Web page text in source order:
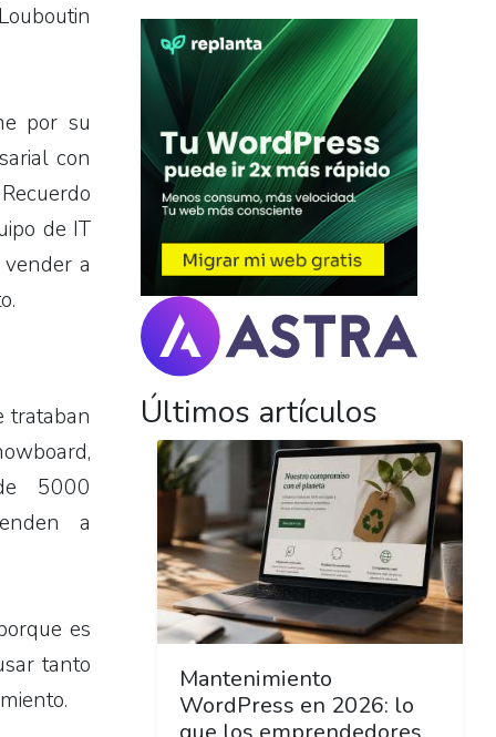
por su
con
de IT
a
trataban
5000
a
es
tanto
Últimos artículos
Mantenimiento
WordPress en 2026: lo